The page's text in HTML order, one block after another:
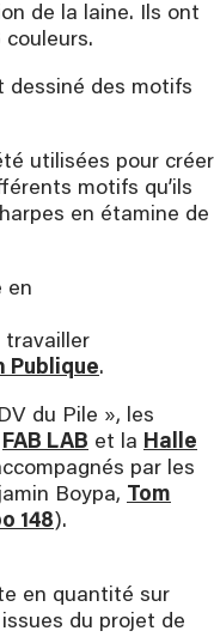
de la laine. Ils ont
dessiné des motifs
utilisées pour créer
motifs qu’ils
en étamine de
en
travailler
Publique.
du Pile », les
FAB LAB et la Halle
par les
Boypa, Tom
148).
en quantité sur
du projet de